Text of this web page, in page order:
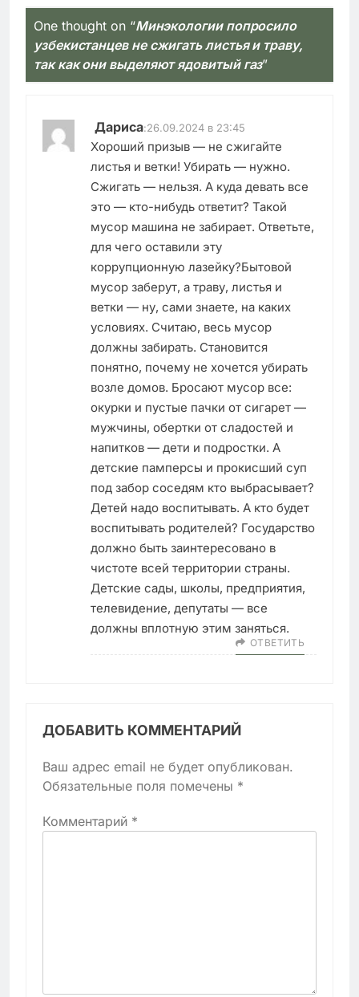
One thought on “Минэкологии попросило
узбекистанцев не сжигать листья и траву,
так как они выделяют ядовитый газ”
Дариса:26.09.2024 в 23:45
Хороший призыв — не сжигайте
листья и ветки! Убирать — нужно.
Сжигать — нельзя. А куда девать все
это — кто-нибудь ответит? Такой
мусор машина не забирает. Ответьте,
для чего оставили эту
коррупционную лазейку?Бытовой
мусор заберут, а траву, листья и
ветки — ну, сами знаете, на каких
условиях. Считаю, весь мусор
должны забирать. Становится
понятно, почему не хочется убирать
возле домов. Бросают мусор все:
окурки и пустые пачки от сигарет —
мужчины, обертки от сладостей и
напитков — дети и подростки. А
детские памперсы и прокисший суп
под забор соседям кто выбрасывает?
Детей надо воспитывать. А кто будет
воспитывать родителей? Государство
должно быть заинтересовано в
чистоте всей территории страны.
Детские сады, школы, предприятия,
телевидение, депутаты — все
должны вплотную этим заняться.
ОТВЕТИТЬ
ДОБАВИТЬ КОММЕНТАРИЙ
Ваш адрес email не будет опубликован.
Обязательные поля помечены *
Комментарий *